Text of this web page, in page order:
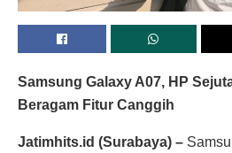
Samsung Galaxy A07, HP
Beragam Fitur Canggih
Jatimhits.id (Surabaya) –